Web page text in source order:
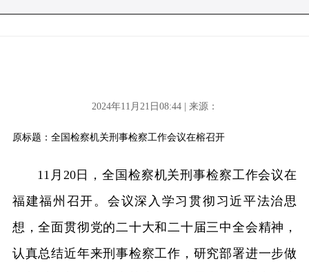
2024年11月21日08:44 | 来源：
原标题：全国检察机关刑事检察工作会议在榕召开
11月20日，全国检察机关刑事检察工作会议在
福建福州召开。会议深入学习贯彻习近平法治思
想，全面贯彻党的二十大和二十届三中全会精神，
认真总结近年来刑事检察工作，研究部署进一步做